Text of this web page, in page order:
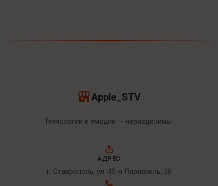
Apple_STV
Технологии и эмоции — неразделимы!
АДРЕС
г. Ставрополь, ул. 45-я Параллель, 38